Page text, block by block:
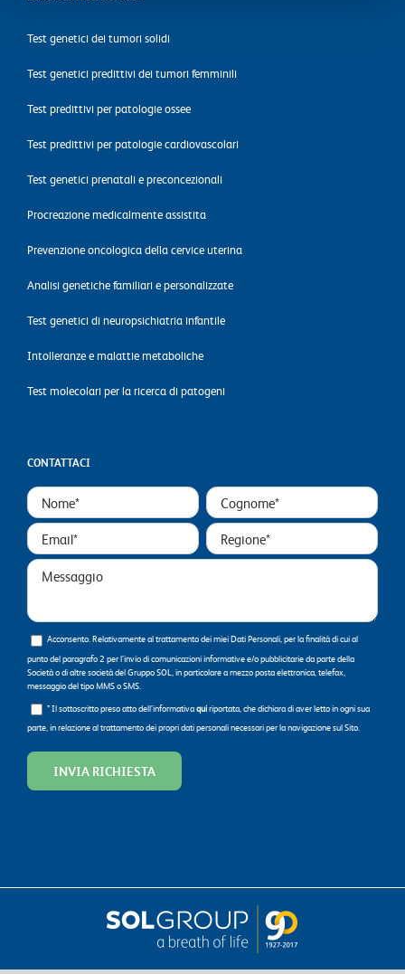
Test genetici dei tumori solidi
Test genetici predittivi dei tumori femminili
Test predittivi per patologie ossee
Test predittivi per patologie cardiovascolari
Test genetici prenatali e preconcezionali
Procreazione medicalmente assistita
Prevenzione oncologica della cervice uterina
Analisi genetiche familiari e personalizzate
Test genetici di neuropsichiatria infantile
Intolleranze e malattie metaboliche
Test molecolari per la ricerca di patogeni
CONTATTACI
Acconsento. Relativamente al trattamento dei miei Dati Personali, per la finalità di cui al
punto del paragrafo 2 per l’invio di comunicazioni informative e/o pubblicitarie da parte della
Società o di altre società del Gruppo SOL, in particolare a mezzo posta elettronica, telefax,
messaggio del tipo MMS o SMS.
* Il sottoscritto preso atto dell’informativaquiriportata, che dichiara di aver letto in ogni sua
parte, in relazione al trattamento dei propri dati personali necessari per la navigazione sul Sito.